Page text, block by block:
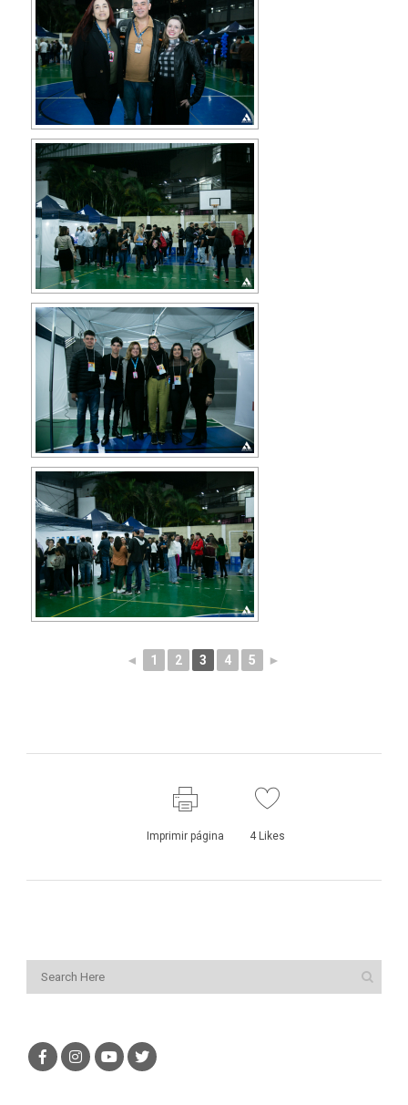
◄ 1 2 3 4 5 ►
Imprimir página 4Likes